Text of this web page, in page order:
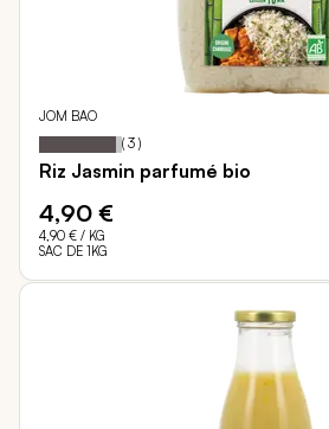
JOM BAO
Notation: 93
% of
( 3 )
Riz Jasmin parfumé bio
4,90 €
4,90 € / KG
SAC DE 1KG